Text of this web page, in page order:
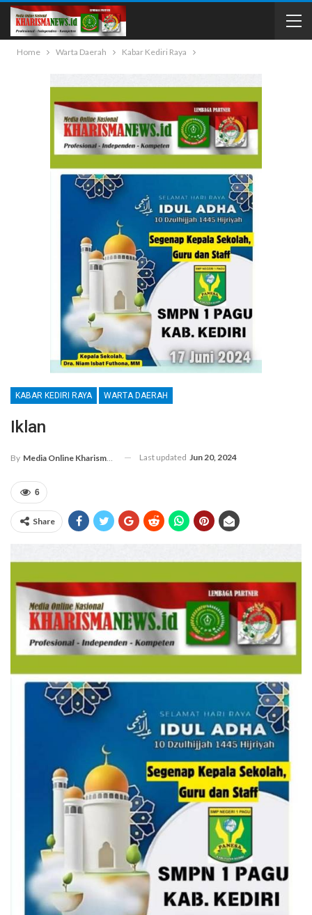
Home Warta Daerah Kabar Kediri Raya
KABAR KEDIRI RAYA WARTA DAERAH
Iklan
By Media Online Kharismanews.id Last updated Jun 20, 2024
6
Share